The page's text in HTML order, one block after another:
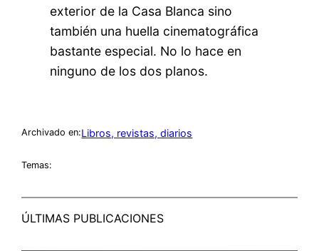
exterior de la Casa Blanca sino
también una huella cinematográfica
bastante especial. No lo hace en
ninguno de los dos planos.
Archivado en:Libros, revistas, diarios
Temas:
ÚLTIMAS PUBLICACIONES